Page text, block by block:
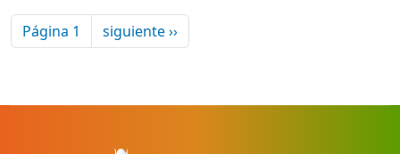
Paginación
Página 1 Siguiente página
siguiente ››